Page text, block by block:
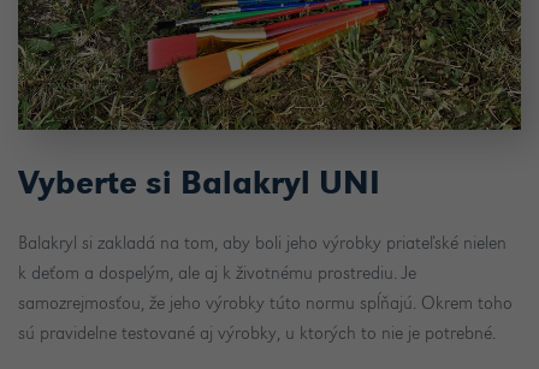
Vyberte si Balakryl UNI
Balakryl si zakladá na tom, aby boli jeho výrobky priateľské nielen
k deťom a dospelým, ale aj k životnému prostrediu. Je
samozrejmosťou, že jeho výrobky túto normu spĺňajú. Okrem toho
sú pravidelne testované aj výrobky, u ktorých to nie je potrebné.